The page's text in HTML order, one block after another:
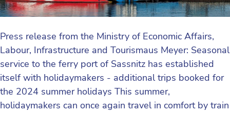
Press release from the Ministry of Economic Affairs,
Labour, Infrastructure and Tourismaus Meyer: Seasonal
service to the ferry port of Sassnitz has established
itself with holidaymakers - additional trips booked for
the 2024 summer holidays This summer,
holidaymakers can once again travel in comfort by train